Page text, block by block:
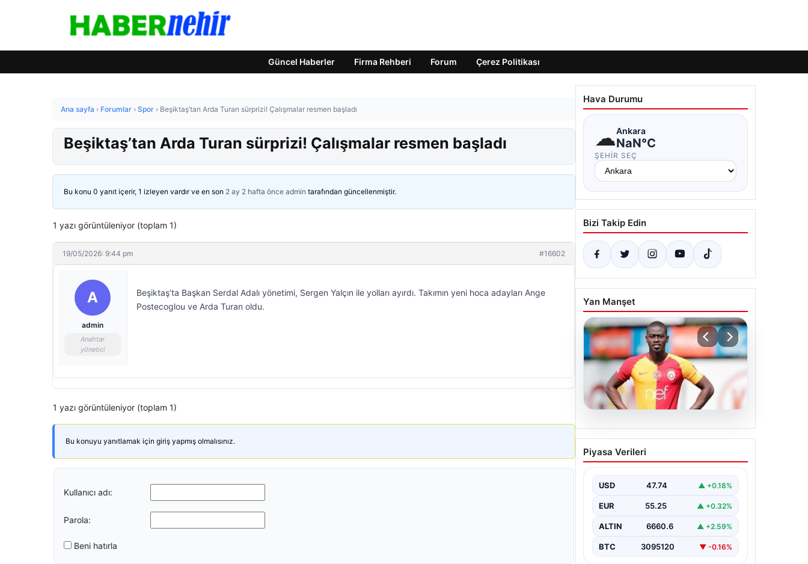
Güncel Haberler Firma Rehberi Forum Çerez Politikası
Ana sayfa › Forumlar › Spor › Beşiktaş’tan Arda Turan sürprizi! Çalışmalar resmen başladı
Beşiktaş’tan Arda Turan sürprizi! Çalışmalar resmen başladı
Bu konu 0 yanıt içerir, 1 izleyen vardır ve en son 2 ay 2 hafta önce admin tarafından güncellenmiştir.
1 yazı görüntüleniyor (toplam 1)
19/05/2026: 9:44 pm #16602
A
admin
Anahtar
yönetici
Beşiktaş’ta Başkan Serdal Adalı yönetimi, Sergen Yalçın ile yolları ayırdı. Takımın yeni hoca adayları Ange
Postecoglou ve Arda Turan oldu.
1 yazı görüntüleniyor (toplam 1)
Bu konuyu yanıtlamak için giriş yapmış olmalısınız.
Kullanıcı adı:
Parola:
Beni hatırla
Hava Durumu
☁Ankara
NaN°C
ŞEHIR SEÇ
Bizi Takip Edin
Yan Manşet
07.08.2026
Resmi imzayı attı!
Ndiaye’nin yeni adresi çok
Piyasa Verileri
USD 47.74 ▲ +0.18%
EUR 55.25 ▲ +0.32%
ALTIN 6660.6 ▲ +2.59%
BTC 3095120 ▼ -0.16%